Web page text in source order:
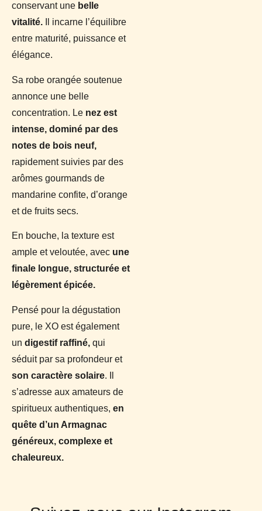
conservant une belle
vitalité. Il incarne l’équilibre
entre maturité, puissance et
élégance.
Sa robe orangée soutenue
annonce une belle
concentration. Le nez est
intense, dominé par des
notes de bois neuf,
rapidement suivies par des
arômes gourmands de
mandarine confite, d’orange
et de fruits secs.
En bouche, la texture est
ample et veloutée, avec une
finale longue, structurée et
légèrement épicée.
Pensé pour la dégustation
pure, le XO est également
un digestif raffiné, qui
séduit par sa profondeur et
son caractère solaire. Il
s’adresse aux amateurs de
spiritueux authentiques, en
quête d’un Armagnac
généreux, complexe et
chaleureux.